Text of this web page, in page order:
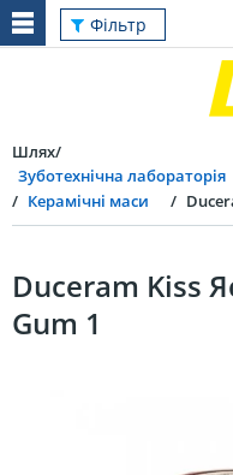
Фільтр
Шлях
Зуботехнічна лабораторія
Керамічні маси
Duceram Kiss
Gum 1